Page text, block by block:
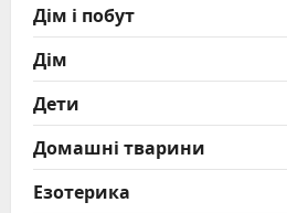
Дім і побут
Дім
Дети
Домашні тварини
Езотерика